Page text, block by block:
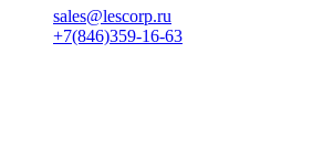
sales@lescorp.ru
+7(846)359-16-63